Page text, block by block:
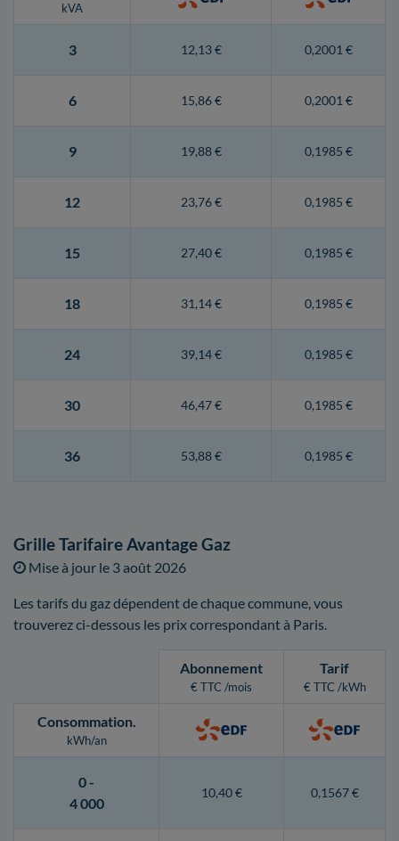
kVA
3 12,13 € 0,2001 €
6 15,86 € 0,2001 €
9 19,88 € 0,1985 €
12 23,76 € 0,1985 €
15 27,40 € 0,1985 €
18 31,14 € 0,1985 €
24 39,14 € 0,1985 €
30 46,47 € 0,1985 €
36 53,88 € 0,1985 €
Grille Tarifaire Avantage Gaz
Mise à jour le 3 août 2026
Les tarifs du gaz dépendent de chaque commune, vous
trouverez ci-dessous les prix correspondant à Paris.
Abonnement
€ TTC /mois
Tarif
€ TTC /kWh
Consommation.
kWh/an
0 -
4 000
10,40 € 0,1567 €